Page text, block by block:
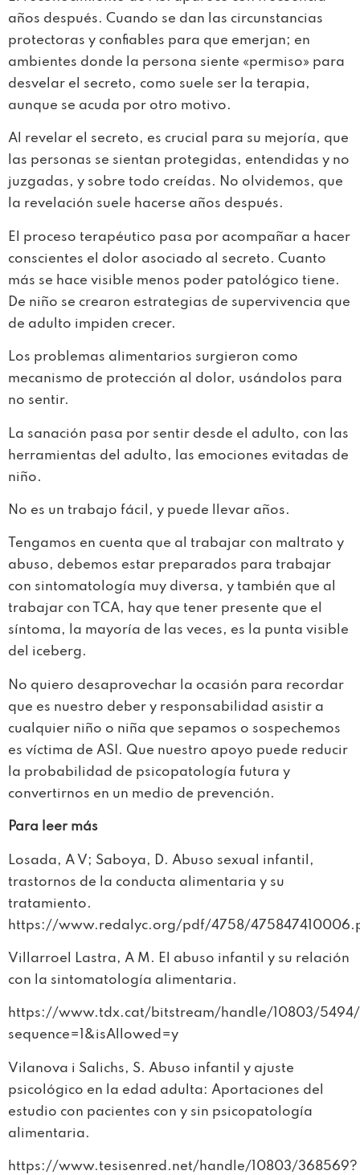
años después. Cuando se dan las circunstancias
protectoras y confiables para que emerjan; en
ambientes donde la persona siente «permiso» para
desvelar el secreto, como suele ser la terapia,
aunque se acuda por otro motivo.
Al revelar el secreto, es crucial para su mejoría, que
las personas se sientan protegidas, entendidas y no
juzgadas, y sobre todo creídas. No olvidemos, que
la revelación suele hacerse años después.
El proceso terapéutico pasa por acompañar a hacer
conscientes el dolor asociado al secreto. Cuanto
más se hace visible menos poder patológico tiene.
De niño se crearon estrategias de supervivencia que
de adulto impiden crecer.
Los problemas alimentarios surgieron como
mecanismo de protección al dolor, usándolos para
no sentir.
La sanación pasa por sentir desde el adulto, con las
herramientas del adulto, las emociones evitadas de
niño.
No es un trabajo fácil, y puede llevar años.
Tengamos en cuenta que al trabajar con maltrato y
abuso, debemos estar preparados para trabajar
con sintomatología muy diversa, y también que al
trabajar con TCA, hay que tener presente que el
síntoma, la mayoría de las veces, es la punta visible
del iceberg.
No quiero desaprovechar la ocasión para recordar
que es nuestro deber y responsabilidad asistir a
cualquier niño o niña que sepamos o sospechemos
es víctima de ASI. Que nuestro apoyo puede reducir
la probabilidad de psicopatología futura y
convertirnos en un medio de prevención.
Para leer más
Losada, A V; Saboya, D. Abuso sexual infantil,
trastornos de la conducta alimentaria y su
tratamiento.
https://www.redalyc.org/pdf/4758/
Villarroel Lastra, A M. El abuso infantil y su relación
con la sintomatología alimentaria.
https://www.tdx.cat/bitstream/handle/10803/5494/
sequence=1&isAllowed=y
Vilanova i Salichs, S. Abuso infantil y ajuste
psicológico en la edad adulta: Aportaciones del
estudio con pacientes con y sin psicopatología
alimentaria.
https://www.tesisenred.net/handle/10803/368569?